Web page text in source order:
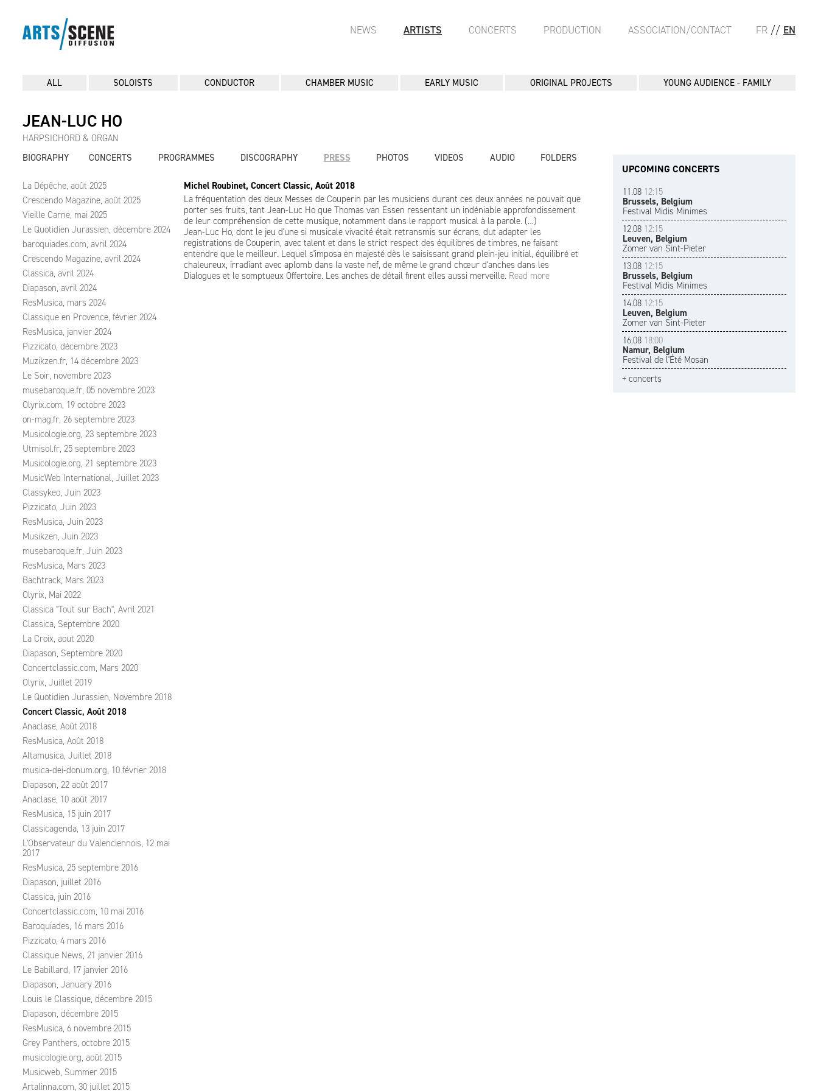
FR // EN
NEWS ARTISTS CONCERTS PRODUCTION ASSOCIATION/CONTACT
ALL SOLOISTS CONDUCTOR CHAMBER MUSIC EARLY MUSIC ORIGINAL PROJECTS YOUNG AUDIENCE - FAMILY
JEAN-LUC HO
HARPSICHORD & ORGAN
BIOGRAPHY
CONCERTS PROGRAMMES DISCOGRAPHY PRESS PHOTOS VIDEOS AUDIO FOLDERS
La Dépêche, août 2025
Crescendo Magazine, août 2025
Vieille Carne, mai 2025
Le Quotidien Jurassien, décembre 2024
baroquiades.com, avril 2024
Crescendo Magazine, avril 2024
Classica, avril 2024
Diapason, avril 2024
ResMusica, mars 2024
Classique en Provence, février 2024
ResMusica, janvier 2024
Pizzicato, décembre 2023
Muzikzen.fr, 14 décembre 2023
Le Soir, novembre 2023
musebaroque.fr, 05 novembre 2023
Olyrix.com, 19 octobre 2023
on-mag.fr, 26 septembre 2023
Musicologie.org, 23 septembre 2023
Utmisol.fr, 25 septembre 2023
Musicologie.org, 21 septembre 2023
MusicWeb International, Juillet 2023
Classykeo, Juin 2023
Pizzicato, Juin 2023
ResMusica, Juin 2023
Musikzen, Juin 2023
musebaroque.fr, Juin 2023
ResMusica, Mars 2023
Bachtrack, Mars 2023
Olyrix, Mai 2022
Classica "Tout sur Bach", Avril 2021
Classica, Septembre 2020
La Croix, aout 2020
Diapason, Septembre 2020
Concertclassic.com, Mars 2020
Olyrix, Juillet 2019
Le Quotidien Jurassien, Novembre 2018
Concert Classic, Août 2018
Anaclase, Août 2018
ResMusica, Août 2018
Altamusica, Juillet 2018
musica-dei-donum.org, 10 février 2018
Diapason, 22 août 2017
Anaclase, 10 août 2017
ResMusica, 15 juin 2017
Classicagenda, 13 juin 2017
L'Observateur du Valenciennois, 12 mai
2017
ResMusica, 25 septembre 2016
Diapason, juillet 2016
Classica, juin 2016
Concertclassic.com, 10 mai 2016
Baroquiades, 16 mars 2016
Pizzicato, 4 mars 2016
Classique News, 21 janvier 2016
Le Babillard, 17 janvier 2016
Diapason, January 2016
Louis le Classique, décembre 2015
Diapason, décembre 2015
ResMusica, 6 novembre 2015
Grey Panthers, octobre 2015
musicologie.org, août 2015
Musicweb, Summer 2015
Artalinna.com, 30 juillet 2015
Michel Roubinet, Concert Classic, Août 2018
La fréquentation des deux Messes de Couperin par les musiciens durant ces deux années ne pouvait que
porter ses fruits, tant Jean-Luc Ho que Thomas van Essen ressentant un indéniable approfondissement
de leur compréhension de cette musique, notamment dans le rapport musical à la parole. (…)
Jean-Luc Ho, dont le jeu d'une si musicale vivacité était retransmis sur écrans, dut adapter les
registrations de Couperin, avec talent et dans le strict respect des équilibres de timbres, ne faisant
entendre que le meilleur. Lequel s'imposa en majesté dès le saisissant grand plein-jeu initial, équilibré et
chaleureux, irradiant avec aplomb dans la vaste nef, de même le grand chœur d'anches dans les
Dialogues et le somptueux Offertoire. Les anches de détail firent elles aussi merveille. Read more
UPCOMING CONCERTS
11.08 12:15
Brussels, Belgium
Festival Midis Minimes
12.08 12:15
Leuven, Belgium
Zomer van Sint-Pieter
13.08 12:15
Brussels, Belgium
Festival Midis Minimes
14.08 12:15
Leuven, Belgium
Zomer van Sint-Pieter
16.08 18:00
Namur, Belgium
Festival de l'Été Mosan
+ concerts